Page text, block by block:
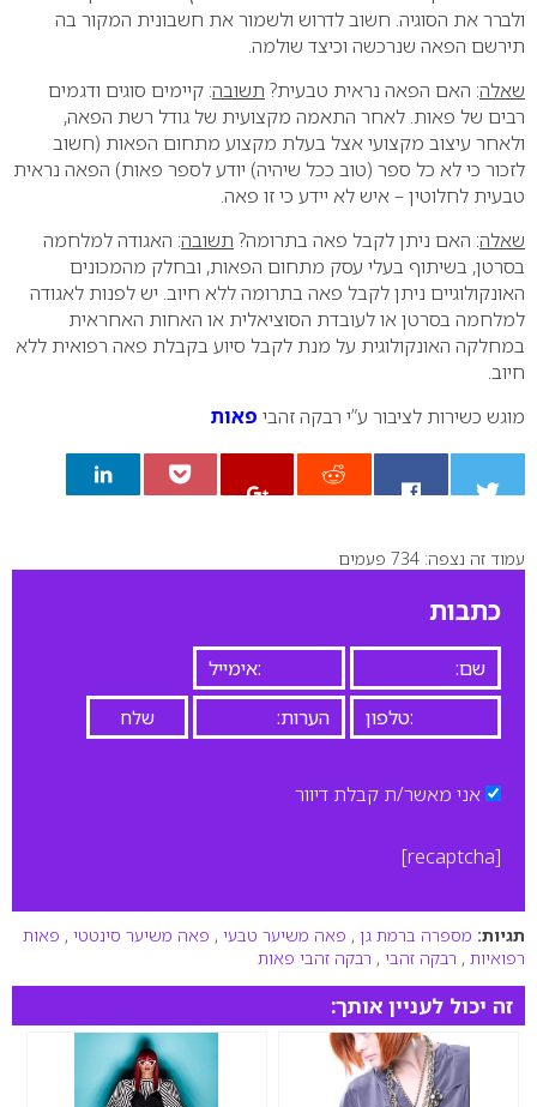
ולברר את הסוגיה. חשוב לדרוש ולשמור את חשבונית המקור בה
תירשם הפאה שנרכשה וכיצד שולמה.
שאלה: האם הפאה נראית טבעית? תשובה: קיימים סוגים ודגמים
רבים של פאות. לאחר התאמה מקצועית של גודל רשת הפאה,
ולאחר עיצוב מקצועי אצל בעלת מקצוע מתחום הפאות (חשוב
לזכור כי לא כל ספר (טוב ככל שיהיה) יודע לספר פאות) הפאה נראית
טבעית לחלוטין – איש לא יידע כי זו פאה.
שאלה: האם ניתן לקבל פאה בתרומה? תשובה: האגודה למלחמה
בסרטן, בשיתוף בעלי עסק מתחום הפאות, ובחלק מהמכונים
האונקולוגיים ניתן לקבל פאה בתרומה ללא חיוב. יש לפנות לאגודה
למלחמה בסרטן או לעובדת הסוציאלית או האחות האחראית
במחלקה האונקולוגית על מנת לקבל סיוע בקבלת פאה רפואית ללא
חיוב.
מוגש כשירות לציבור ע”י רבקה זהבי פאות
0
עמוד זה נצפה: 734 פעמים
כתבות
אני מאשר/ת קבלת דיוור
[recaptcha]
תגיות: מספרה ברמת גן , פאה משיער טבעי , פאה משיער סינטטי , פאות
רפואיות , רבקה זהבי , רבקה זהבי פאות
זה יכול לעניין אותך: